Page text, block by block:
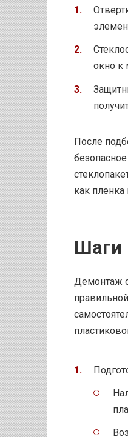
окно к
После
как
Шаги
Демонтаж